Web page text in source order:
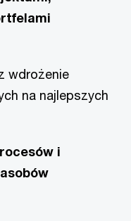
wdrożenie
na najlepszych
i